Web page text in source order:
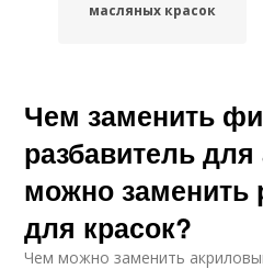
масляных красок
Разбавитель для
акриловых красок
Чем заменить
разбавитель
можно заменить
для красок?
Чем можно заменить